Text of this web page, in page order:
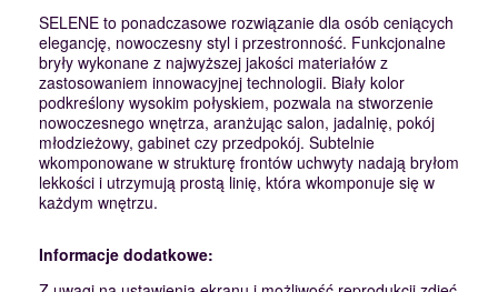
SELENE to ponadczasowe rozwiązanie dla osób ceniących
elegancję, nowoczesny styl i przestronność. Funkcjonalne
bryły wykonane z najwyższej jakości materiałów z
zastosowaniem innowacyjnej technologii. Biały kolor
podkreślony wysokim połyskiem, pozwala na stworzenie
nowoczesnego wnętrza, aranżując salon, jadalnię, pokój
młodzieżowy, gabinet czy przedpokój. Subtelnie
wkomponowane w strukturę frontów uchwyty nadają bryłom
lekkości i utrzymują prostą linię, która wkomponuje się w
każdym wnętrzu.
Informacje dodatkowe: